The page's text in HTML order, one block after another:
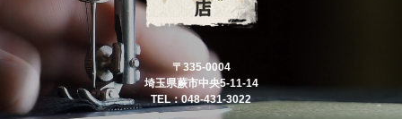
〒335-0004
埼玉県蕨市中央5-11-14
TEL：048-431-3022